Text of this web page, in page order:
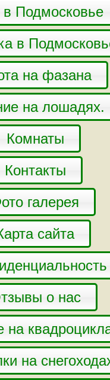
в Подмосковье
в
на фазана
на лошадях.
Комнаты
Контакты
галерея
сайта
о нас
на
на